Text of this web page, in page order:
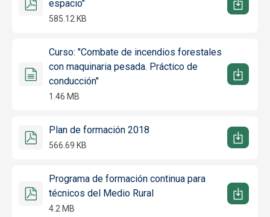
espacio"
585.12 KB
Curso: "Combate de incendios forestales
con maquinaria pesada. Práctico de
conducción"
1.46 MB
Plan de formación 2018
566.69 KB
Programa de formación continua para
técnicos del Medio Rural
4.2 MB